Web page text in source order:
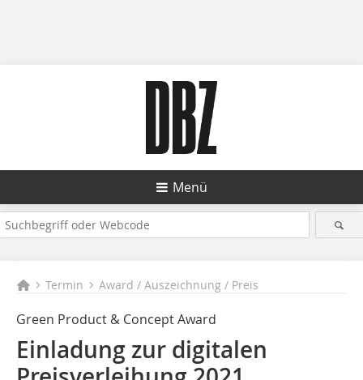
Menü
Termin Award / Auszeichnung / Preis
Green Product & Concept Award
Einladung zur digitalen